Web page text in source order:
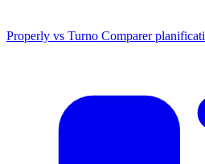
Properly vs Turno Comparer